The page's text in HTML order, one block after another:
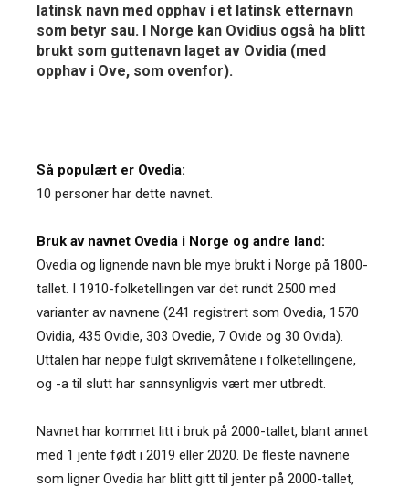
latinsk navn med opphav i et latinsk etternavn
som betyr sau. I Norge kan Ovidius også ha blitt
brukt som guttenavn laget av Ovidia (med
opphav i Ove, som ovenfor).
Så populært er Ovedia:
10 personer har dette navnet.
Bruk av navnet Ovedia i Norge og andre land:
Ovedia og lignende navn ble mye brukt i Norge på 1800-
tallet. I 1910-folketellingen var det rundt 2500 med
varianter av navnene (241 registrert som Ovedia, 1570
Ovidia, 435 Ovidie, 303 Ovedie, 7 Ovide og 30 Ovida).
Uttalen har neppe fulgt skrivemåtene i folketellingene,
og -a til slutt har sannsynligvis vært mer utbredt.
Navnet har kommet litt i bruk på 2000-tallet, blant annet
med 1 jente født i 2019 eller 2020. De fleste navnene
som ligner Ovedia har blitt gitt til jenter på 2000-tallet,